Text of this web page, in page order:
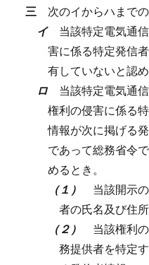
三 次のイからハまで
イ 当該特定電気通
害に係る特定発信
有していないと認め
ロ 当該特定電気通
権利の侵害に係る
情報が次に掲げる
であって総務省令
めるとき。
（１） 当該開示
者の氏名及び住所
（２） 当該権利
務提供者を特定